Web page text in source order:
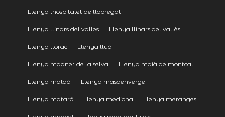
Llenya lhospitalet de llobregat
Llenya llinars del valles Llenya llinars del vallès
Llenya llorac Llenya lluà
Llenya maanet de la selva Llenya maià de montcal
Llenya maldà Llenya masdenverge
Llenya mataró Llenya mediona Llenya meranges